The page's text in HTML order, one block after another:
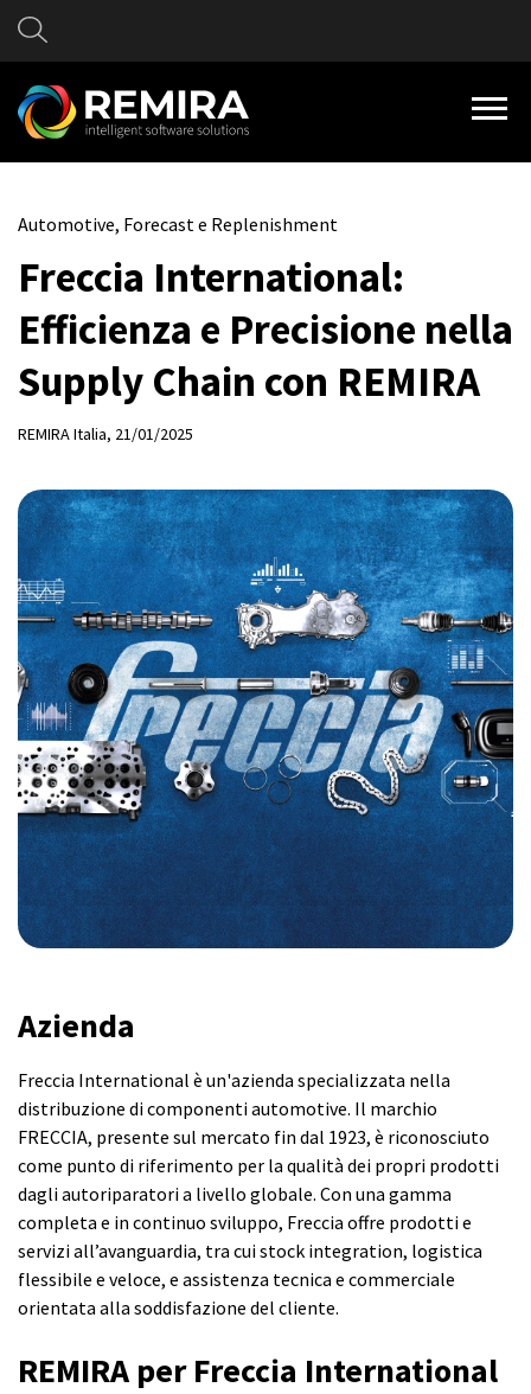
Automotive, Forecast e Replenishment
Freccia International:
Efficienza e Precisione nella
Supply Chain con REMIRA
REMIRA Italia, 21/01/2025
Azienda
Freccia International è un'azienda specializzata nella
distribuzione di componenti automotive. Il marchio
FRECCIA, presente sul mercato fin dal 1923, è riconosciuto
come punto di riferimento per la qualità dei propri prodotti
dagli autoriparatori a livello globale. Con una gamma
completa e in continuo sviluppo, Freccia offre prodotti e
servizi all’avanguardia, tra cui stock integration, logistica
flessibile e veloce, e assistenza tecnica e commerciale
orientata alla soddisfazione del cliente.
REMIRA per Freccia International